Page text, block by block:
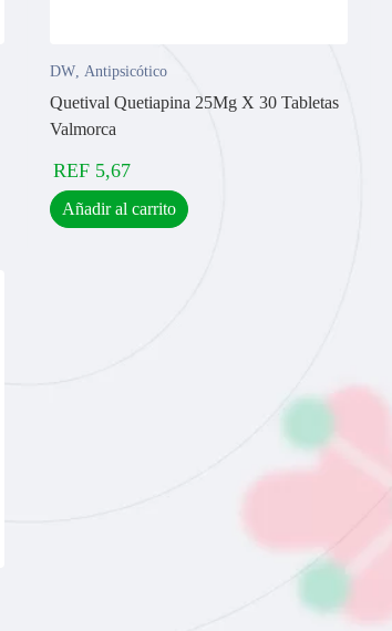
DW, Antipsicótico
Quetival Quetiapina 25Mg X 30 Tabletas
Valmorca
REF 5,67
Añadir al carrito